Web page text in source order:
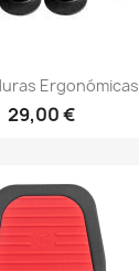
29,00 €